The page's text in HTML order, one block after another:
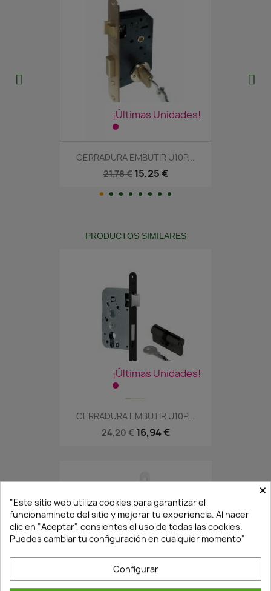
¡Últimas Unidades!
CERRADURA EMBUTIR U10P...
21,78 € 15,25 €
PRODUCTOS SIMILARES
¡Últimas Unidades!
CERRADURA EMBUTIR U10P...
24,20 € 16,94 €
En Stock·Envío 24/48h
×
"Este sitio web utiliza cookies para garantizar el
funcionamineto del sitio y mejorar tu experiencia. Al hacer
clic en "Aceptar", consientes el uso de todas las cookies.
Puedes cambiar tu configuración en cualquier momento"
Configurar